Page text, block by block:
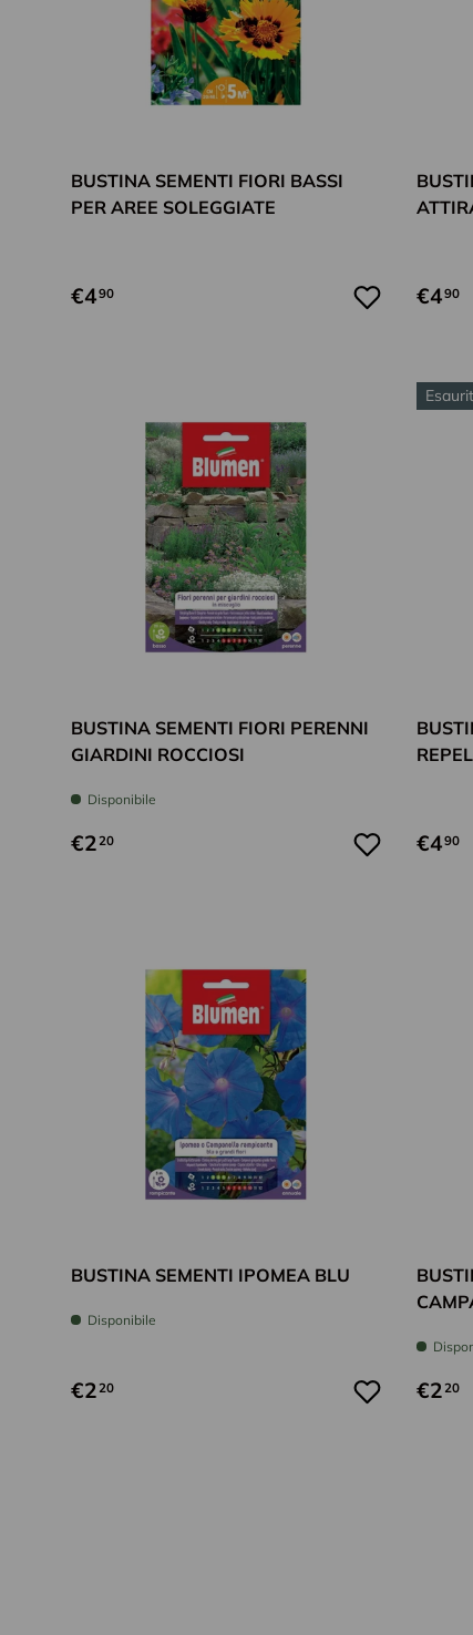
BUSTINA SEMENTI FIORI BASSI
PER AREE SOLEGGIATE
€490 €490
BUSTINA SEMENTI FIORI PERENNI
GIARDINI ROCCIOSI
Disponibile
€2 20 €490
BUSTINA SEMENTI IPOMEA BLU
Disponibile
€2 20 €2 20